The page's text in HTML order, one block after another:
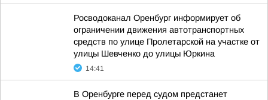
Росводоканал Оренбург информирует об
ограничении движения автотранспортных
средств по улице Пролетарской на участке от
улицы Шевченко до улицы Юркина
14:41
В Оренбурге перед судом предстанет